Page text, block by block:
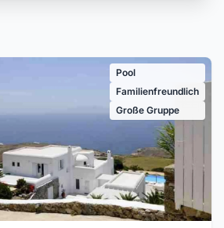
Pool
Familienfreundlich
Große Gruppe